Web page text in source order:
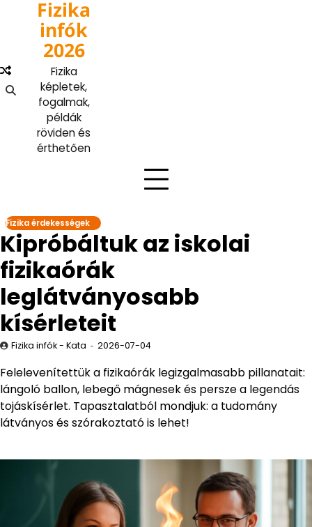
content
Fizika
infók
2026
Fizika
képletek,
fogalmak,
példák
röviden és
érthetően
Fizika érdekességek
Kipróbáltuk az iskolai
fizikaórák
leglátványosabb
kísérleteit
Fizika infók - Kata 2026-07-04
Felelevenítettük a fizikaórák legizgalmasabb pillanatait:
lángoló ballon, lebegő mágnesek és persze a legendás
tojáskísérlet. Tapasztalatból mondjuk: a tudomány
látványos és szórakoztató is lehet!